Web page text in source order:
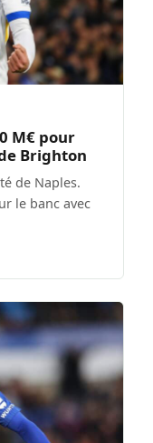
M€ pour
Brighton
de Naples.
le banc avec